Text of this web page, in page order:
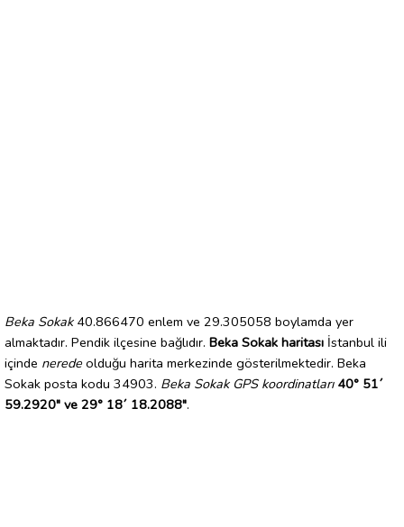
Beka Sokak40.866470 enlem ve 29.305058 boylamda yer
almaktadır. Pendik ilçesine bağlıdır. Beka Sokak haritası İstanbul ili
içinde nerede olduğu harita merkezinde gösterilmektedir. Beka
Sokak posta kodu 34903. Beka Sokak GPS koordinatları 40° 51´
59.2920" ve 29° 18´ 18.2088".